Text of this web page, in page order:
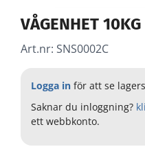
VÅGENHET 10KG
Art.nr: SNS0002C
Logga in för att se
Saknar du inloggning?
ett webbkonto.